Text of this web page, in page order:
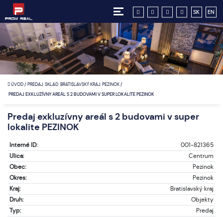
SK EN
ÚVOD/PREDAJ, SKLAD, BRATISLAVSKÝ KRAJ, PEZINOK/
PREDAJ EXKLUZÍVNY AREÁL S 2 BUDOVAMI V SUPER LOKALITE PEZINOK
Predaj exkluzívny areál s 2 budovami v super
lokalite PEZINOK
Interné ID:
001-821365
Ulica:
Centrum
Obec:
Pezinok
Okres:
Pezinok
Kraj:
Bratislavský kraj
Druh:
Objekty
Typ:
Predaj